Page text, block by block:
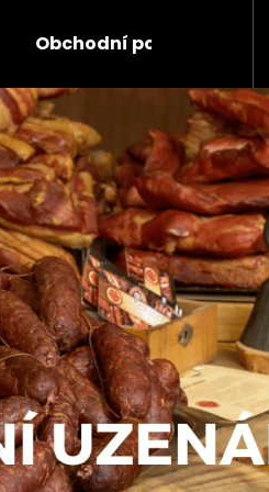
Obchodní podmínky